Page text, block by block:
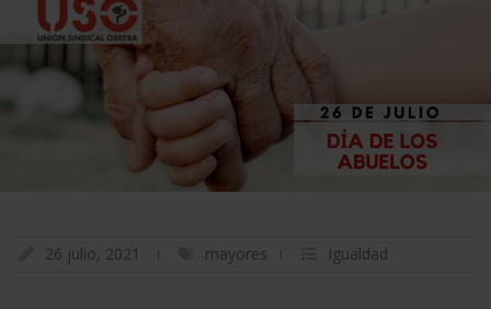
26 julio, 2021 mayores Igualdad